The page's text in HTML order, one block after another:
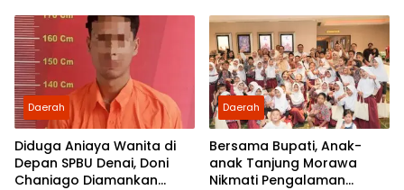
Daerah
Diduga Aniaya Wanita di
Depan SPBU Denai, Doni
Chaniago Diamankan
Daerah
Bersama Bupati, Anak-
anak Tanjung Morawa
Nikmati Pengalaman